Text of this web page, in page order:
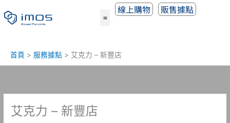
至
線上購物 販售據點
首頁 服務據點 艾克力 – 新豐店
艾克力 – 新豐店